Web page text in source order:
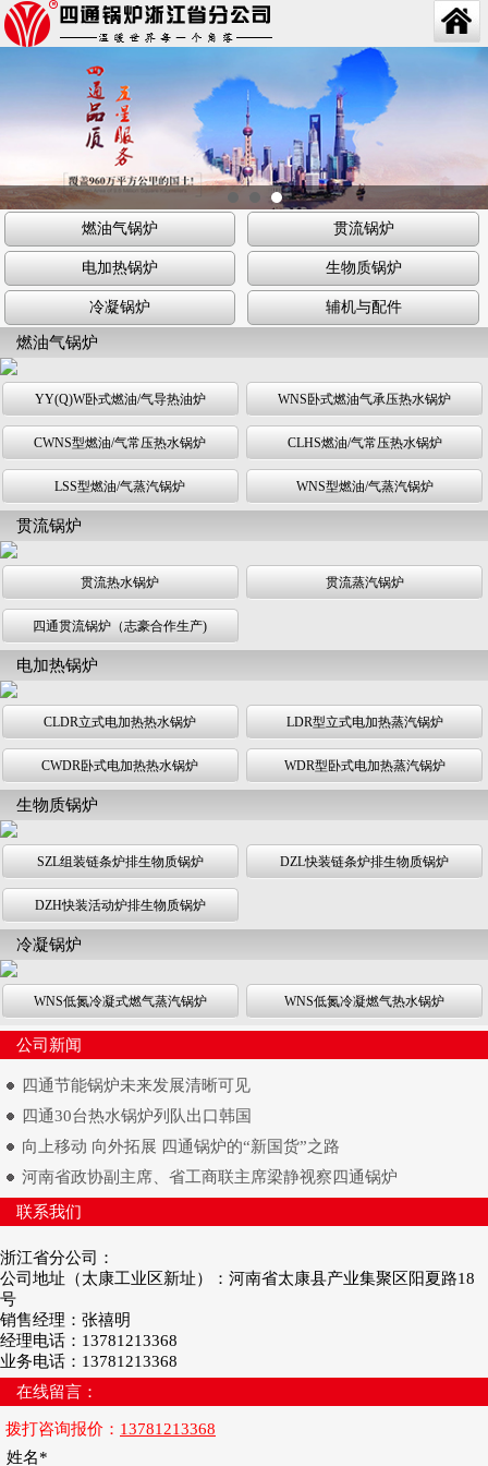
燃油气锅炉 贯流锅炉
电加热锅炉 生物质锅炉
冷凝锅炉 辅机与配件
燃油气锅炉
YY(Q)W卧式燃油/气导热油炉 WNS卧式燃油气承压热水锅炉
CWNS型燃油/气常压热水锅炉 CLHS燃油/气常压热水锅炉
LSS型燃油/气蒸汽锅炉 WNS型燃油/气蒸汽锅炉
贯流锅炉
贯流热水锅炉 贯流蒸汽锅炉
四通贯流锅炉（志豪合作生产)
电加热锅炉
CLDR立式电加热热水锅炉 LDR型立式电加热蒸汽锅炉
CWDR卧式电加热热水锅炉 WDR型卧式电加热蒸汽锅炉
生物质锅炉
SZL组装链条炉排生物质锅炉 DZL快装链条炉排生物质锅炉
DZH快装活动炉排生物质锅炉
冷凝锅炉
WNS低氮冷凝式燃气蒸汽锅炉 WNS低氮冷凝燃气热水锅炉
公司新闻
四通节能锅炉未来发展清晰可见
四通30台热水锅炉列队出口韩国
向上移动 向外拓展 四通锅炉的“新国货”之路
河南省政协副主席、省工商联主席梁静视察四通锅炉
联系我们
浙江省分公司：
公司地址（太康工业区新址）：河南省太康县产业集聚区阳夏路18
号
销售经理：张禧明
经理电话：13781213368
业务电话：13781213368
在线留言：
拨打咨询报价： 13781213368
姓名*